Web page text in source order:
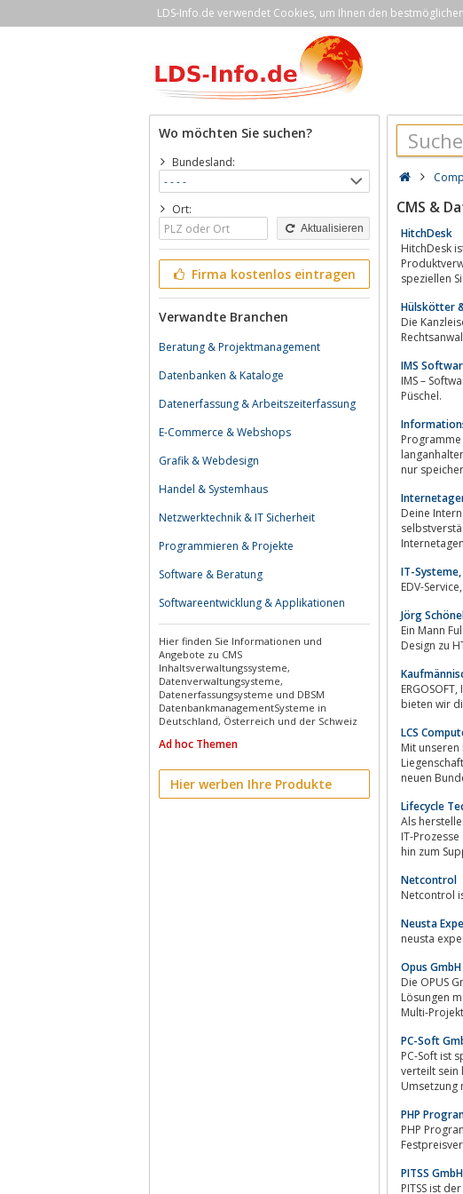
LDS-Info.de verwendet Cookies, um Ihnen den
Wo möchten Sie suchen?
Bundesland:
Ort:
Aktualisieren
Firma kostenlos eintragen
Verwandte Branchen
Beratung & Projektmanagement
Datenbanken & Kataloge
Datenerfassung & Arbeitszeiterfassung
E-Commerce & Webshops
Grafik & Webdesign
Handel & Systemhaus
Netzwerktechnik & IT Sicherheit
Programmieren & Projekte
Software & Beratung
Softwareentwicklung & Applikationen
Hier finden Sie Informationen und
Angebote zu CMS
Inhaltsverwaltungssysteme,
Datenverwaltungsysteme,
Datenerfassungsysteme und DBSM
DatenbankmanagementSysteme in
Deutschland, Österreich und der Schweiz
Ad hoc Themen
Hier werben Ihre Produkte
CMS &
HitchDesk
HitchDesk ist
Produktverwaltung ), einem Branchenfokus auf
speziellen
Hülskötter
Die Kanzleisoftware von
IMS
IMS –
Püschel.
langanhaltend
Deine
IT-
Jörg
Ein Mann
ERGOSOFT, Ihr Spezialist für kaufmännische Software für Einzelhandel, Handel, Handwerk und Dienstleister. Mit ErgoFAKT
LCS
Mit unseren
neuen
Lifecycle
Als
IT-
hin zum
Netcontrol
Netcontrol
Neusta
Opus GmbH
Die OPUS GmbH ist
Lösungen
PC-Soft
PC-Soft ist spezialisiert
verteilt sein
PHP
PHP
PITSS GmbH
PITSS ist